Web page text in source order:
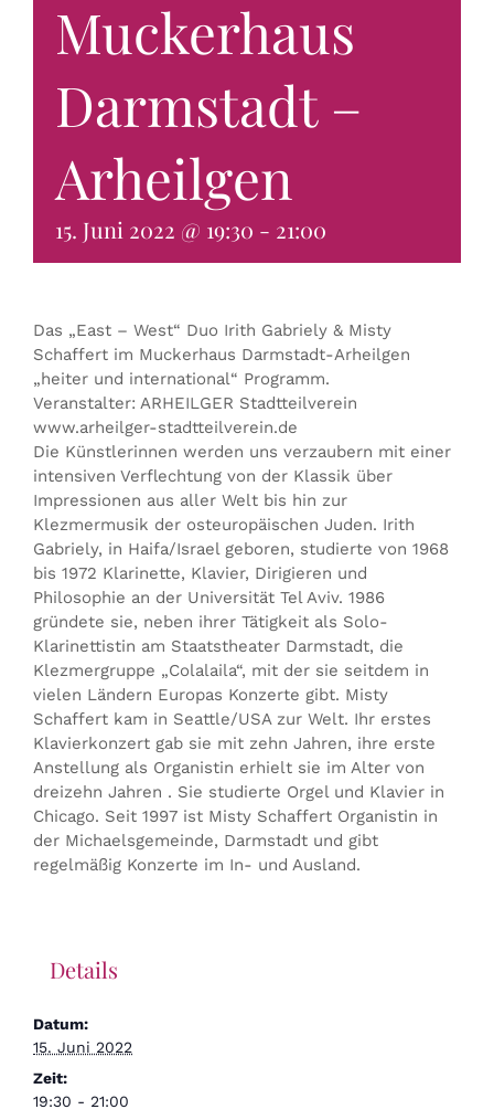
KONTAKT & BUCHEN
Muckerhaus
Darmstadt –
Arheilgen
15. Juni 2022 @ 19:30 - 21:00
Das „East – West“ Duo Irith Gabriely & Misty
Schaffert im Muckerhaus Darmstadt-Arheilgen
„heiter und international“ Programm.
Veranstalter: ARHEILGER Stadtteilverein
www.arheilger-stadtteilverein.de
Die Künstlerinnen werden uns verzaubern mit einer
intensiven Verflechtung von der Klassik über
Impressionen aus aller Welt bis hin zur
Klezmermusik der osteuropäischen Juden. Irith
Gabriely, in Haifa/Israel geboren, studierte von 1968
bis 1972 Klarinette, Klavier, Dirigieren und
Philosophie an der Universität Tel Aviv. 1986
gründete sie, neben ihrer Tätigkeit als Solo-
Klarinettistin am Staatstheater Darmstadt, die
Klezmergruppe „Colalaila“, mit der sie seitdem in
vielen Ländern Europas Konzerte gibt. Misty
Schaffert kam in Seattle/USA zur Welt. Ihr erstes
Klavierkonzert gab sie mit zehn Jahren, ihre erste
Anstellung als Organistin erhielt sie im Alter von
dreizehn Jahren . Sie studierte Orgel und Klavier in
Chicago. Seit 1997 ist Misty Schaffert Organistin in
der Michaelsgemeinde, Darmstadt und gibt
regelmäßig Konzerte im In- und Ausland.
Details
Datum:
15. Juni 2022
Zeit:
19:30 - 21:00